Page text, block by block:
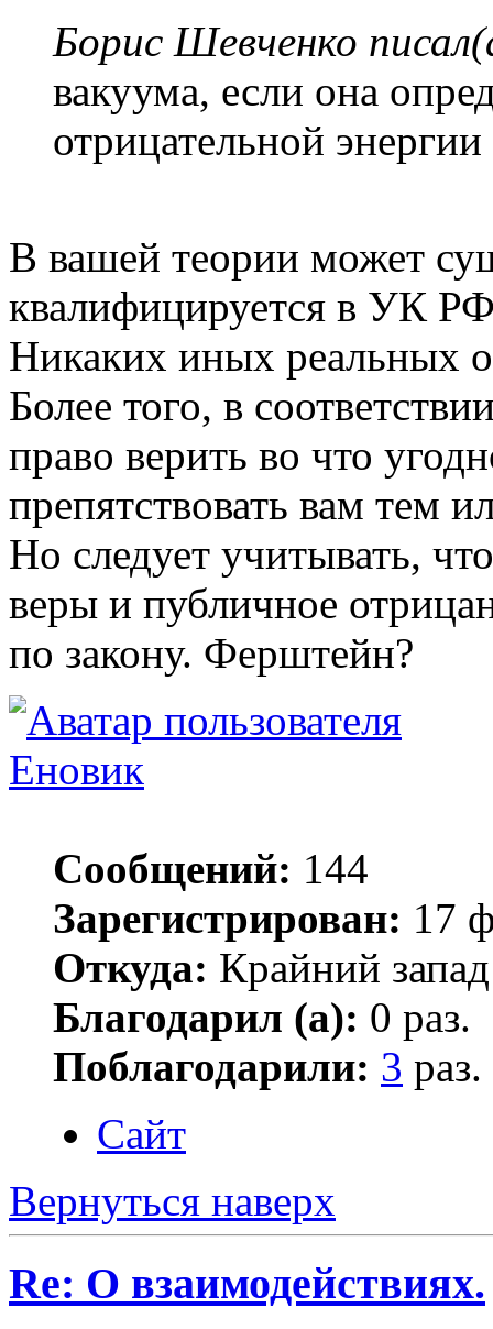
Борис Шевченко
вакуума, если она
отрицательной
В вашей теории может
квалифицируется в УК
Никаких иных реальных
Более того, в
право верить во что
препятствовать вам тем
Но следует учитывать,
веры и публичное
по закону. Ферштейн?
Еновик
Сообщений: 144
Зарегистрирован: 17
Откуда: Крайний
Благодарил (а): 0 раз.
Поблагодарили: 3 раз.
Сайт
Вернуться наверх
Re: О взаимодействиях.